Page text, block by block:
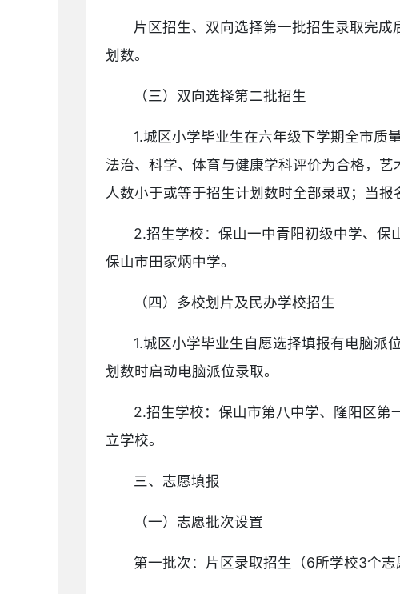
片区招生、双向选择第一批招生录取完
划数。
（三）双向选择第二批招生
1.城区小学毕业生在六年级下学期全市质
法治、科学、体育与健康学科评价为合格，
人数小于或等于招生计划数时全部录取；当报
2.招生学校：保山一中青阳初级中学、保
保山市田家炳中学。
（四）多校划片及民办学校招生
1.城区小学毕业生自愿选择填报有电脑派
划数时启动电脑派位录取。
2.招生学校：保山市第八中学、隆阳区第
立学校。
三、志愿填报
（一）志愿批次设置
第一批次：片区录取招生（6所学校3个志